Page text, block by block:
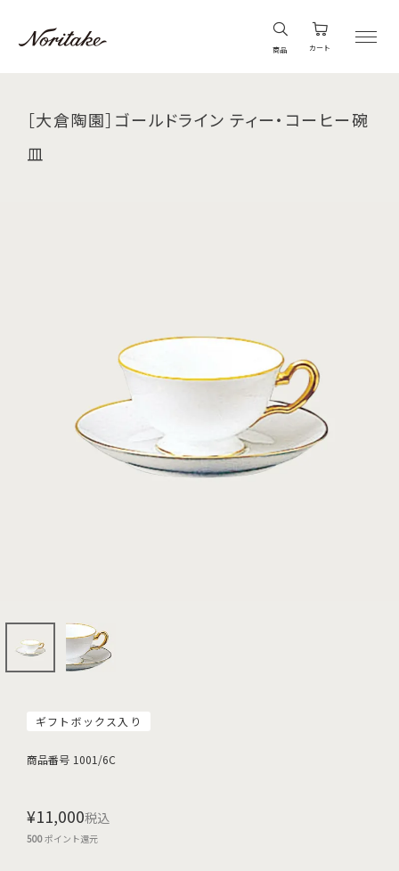
商品 カート
［大倉陶園］ゴールドライン ティー・コーヒー碗
皿
ギフトボックス入り
商品番号 1001/6C
¥11,000税込
500ポイント還元